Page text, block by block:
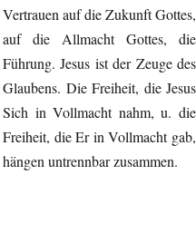
Vertrauen auf die Zukunft Gottes,
auf die Allmacht Gottes, die
Führung. Jesus ist der Zeuge des
Glaubens. Die Freiheit, die Jesus
Sich in Vollmacht nahm, u. die
Freiheit, die Er in Vollmacht gab,
hängen untrennbar zusammen.